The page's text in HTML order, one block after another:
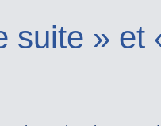
suite » et